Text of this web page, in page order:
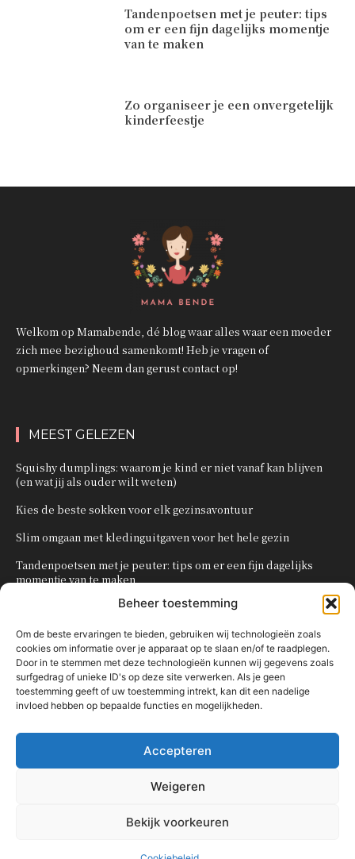
Beheer toestemming
Om de beste ervaringen te bieden, gebruiken wij technologieën zoals
cookies om informatie over je apparaat op te slaan en/of te raadplegen.
Door in te stemmen met deze technologieën kunnen wij gegevens zoals
surfgedrag of unieke ID's op deze site verwerken. Als je geen
toestemming geeft of uw toestemming intrekt, kan dit een nadelige
invloed hebben op bepaalde functies en mogelijkheden.
Accepteren
Weigeren
Bekijk voorkeuren
Tandenpoetsen met je peuter: tips
om er een fijn dagelijks momentje
van te maken
Zo organiseer je een onvergetelijk
kinderfeestje
Welkom op Mamabende, dé blog waar alles waar een moeder
zich mee bezighoud samenkomt! Heb je vragen of
opmerkingen? Neem dan gerust contact op!
MEEST GELEZEN
Squishy dumplings: waarom je kind er niet vanaf kan blijven
(en wat jij als ouder wilt weten)
Kies de beste sokken voor elk gezinsavontuur
Slim omgaan met kledinguitgaven voor het hele gezin
Tandenpoetsen met je peuter: tips om er een fijn dagelijks
momentje van te maken
Zo organiseer je een onvergetelijk kinderfeestje
POPULAIRE CATEGORIEËN
OVERIG
KNUTSELEN MET KINDEREN
TRAKTATIES
80